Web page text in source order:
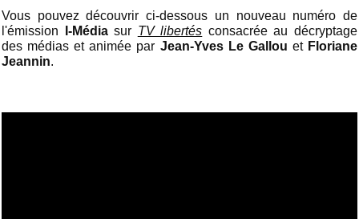
Vous pouvez découvrir ci-dessous un nouveau numéro de
l'émission
I-Médiasur TV libertés consacrée au décryptage
des médias et animée par Jean-Yves Le Gallou et Floriane
Jeannin.